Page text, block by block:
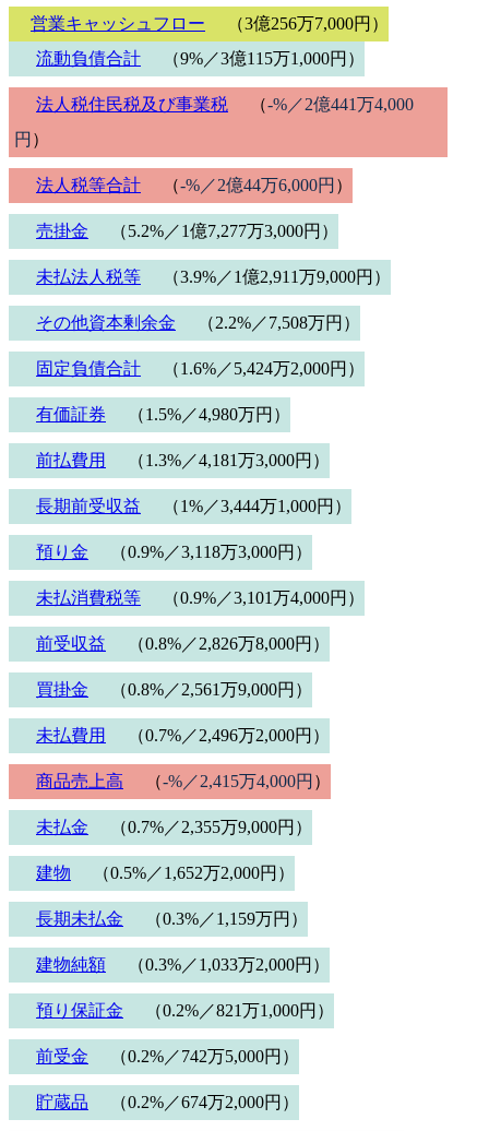
営業キャッシュフロー
（3億256万7,000円）
流動負債合計
（9%／3億115万1,000円）
法人税住民税及び事業税 （-%／2億441万4,000
円 ）
法人税等合計 （-%／2億44万6,000円 ）
売掛金 （5.2%／1億7,277万3,000円）
未払法人税等 （3.9%／1億2,911万9,000円）
その他資本剰余金 （2.2%／7,508万円）
固定負債合計 （1.6%／5,424万2,000円）
有価証券 （1.5%／4,980万円）
前払費用 （1.3%／4,181万3,000円）
長期前受収益 （1%／3,444万1,000円）
預り金 （0.9%／3,118万3,000円）
未払消費税等 （0.9%／3,101万4,000円）
前受収益 （0.8%／2,826万8,000円）
買掛金 （0.8%／2,561万9,000円）
未払費用 （0.7%／2,496万2,000円）
商品売上高 （-%／2,415万4,000円 ）
未払金 （0.7%／2,355万9,000円）
建物 （0.5%／1,652万2,000円）
長期未払金 （0.3%／1,159万円）
建物純額 （0.3%／1,033万2,000円）
預り保証金 （0.2%／821万1,000円）
前受金 （0.2%／742万5,000円）
貯蔵品 （0.2%／674万2,000円）